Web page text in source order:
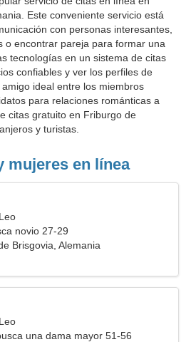
Este conveniente servicio está
con personas interesantes,
o encontrar pareja para formar una
tecnologías en un sistema de citas
confiables y ver los perfiles de
ideal entre los miembros
para relaciones románticas a
citas gratuito en Friburgo de
y turistas.
mujeres en línea
novio 27-29
Brisgovia, Alemania
una dama mayor 51-56